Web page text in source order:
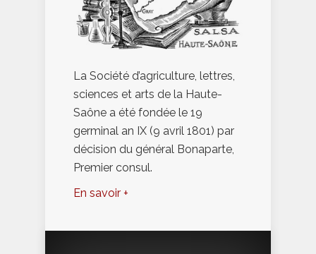
La Société d’agriculture, lettres,
sciences et arts de la Haute-
Saône a été fondée le 19
germinal an IX (9 avril 1801) par
décision du général Bonaparte,
Premier consul.
En savoir +